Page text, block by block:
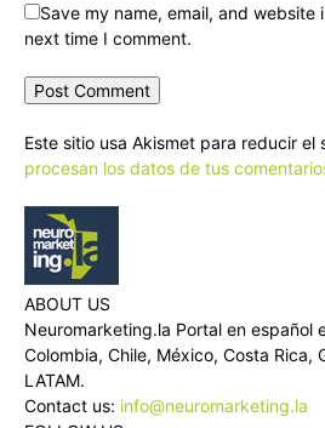
Save my name, email, and website
next time I comment.
Este sitio usa Akismet para reducir el
procesan los datos de tus
ABOUT US
Neuromarketing.la Portal en español
Colombia, Chile, México, Costa Rica,
LATAM.
Contact us: info@neuromarketing.la